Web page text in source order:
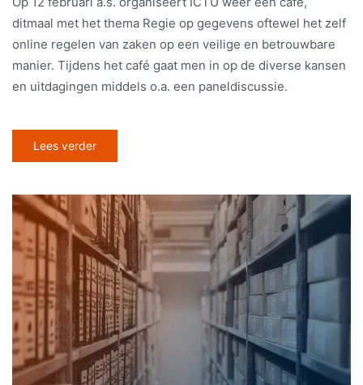
ditmaal met het thema Regie op gegevens oftewel het zelf
online regelen van zaken op een veilige en betrouwbare
manier. Tijdens het café gaat men in op de diverse kansen
en uitdagingen middels o.a. een paneldiscussie.
Lees verder